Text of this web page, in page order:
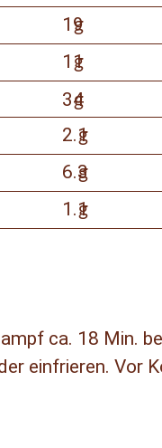
19
g
11
g
34
g
2.1
g
6.3
g
1.1
g
ca. 18 Min.
einfrieren. Vor